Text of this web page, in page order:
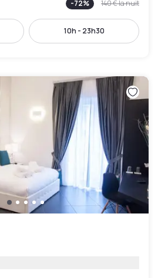
-72% 140 €la nuit
10h - 23h30